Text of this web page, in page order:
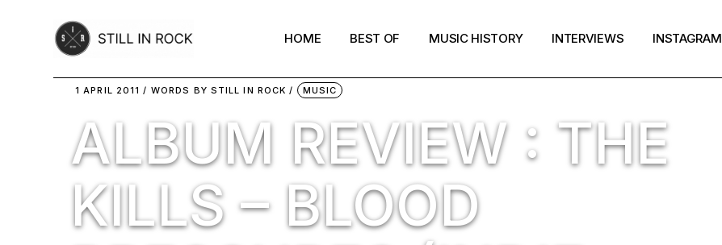
HOME BEST OF MUSIC HISTORY INTERVIEWS INSTAGRAM
1 APRIL 2011 WORDS BY STILL IN ROCK MUSIC
ALBUM REVIEW : THE
KILLS – BLOOD